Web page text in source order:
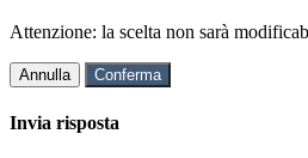
Attenzione: la scelta non sarà
Annulla Conferma
Invia risposta